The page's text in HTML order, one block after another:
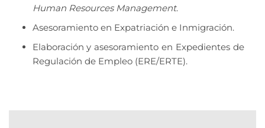
Human Resources Management.
Asesoramiento en Expatriación e Inmigración.
Elaboración y asesoramiento en Expedientes de
Regulación de Empleo (ERE/ERTE).